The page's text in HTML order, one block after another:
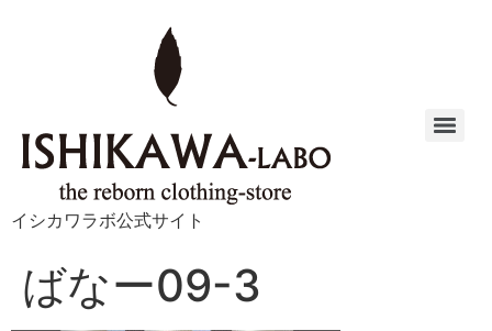
イシカワラボ公式サイト
ばなー09-3